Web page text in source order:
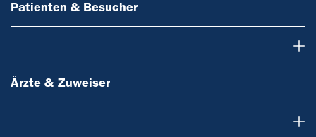
Patienten & Besucher
Ärzte & Zuweiser